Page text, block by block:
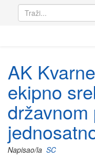
AK
ekipno
Napisao/la SC